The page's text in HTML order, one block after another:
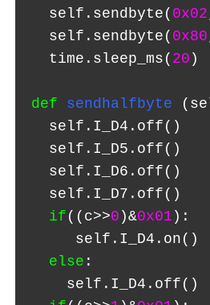
  self.sendbyte(
0x02
  self.sendbyte(
0x80
  time.sleep_ms(
20 )
def sendhalfbyte
  self.I_D4.off()
  self.I_D5.off()
  self.I_D6.off()
  self.I_D7.off()
if ((c>>0 )&0x01 ):
     self.I_D4.on()
else :
    self.I_D4.off()